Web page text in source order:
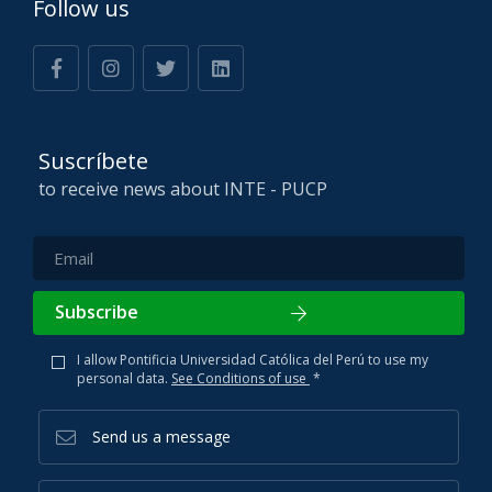
Follow us
Suscríbete
to receive news about INTE - PUCP
Subscribe
I allow Pontificia Universidad Católica del Perú to use my
personal data. See Conditions of use *
Send us a message